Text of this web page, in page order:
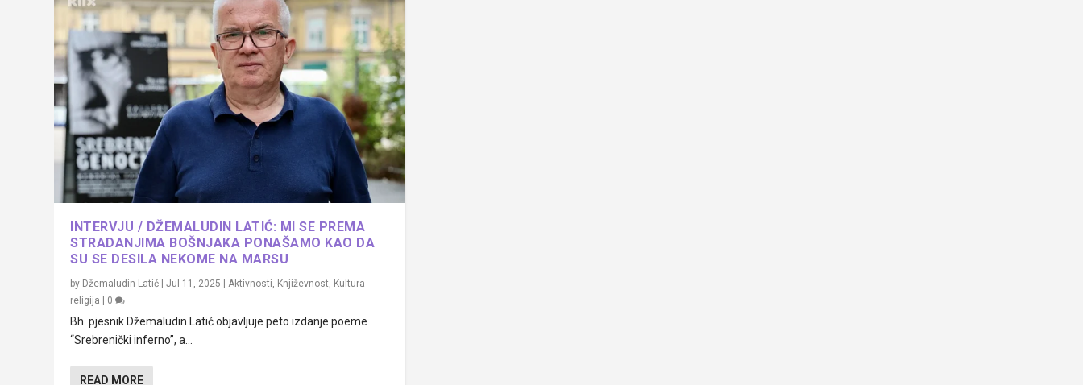
INTERVJU / DŽEMALUDIN LATIĆ: MI SE PREMA
STRADANJIMA BOŠNJAKA PONAŠAMO KAO DA
SU SE DESILA NEKOME NA MARSU
by Džemaludin Latić |Jul 11, 2025 | Aktivnosti Književnost Kultura
religija | 0
Bh. pjesnik Džemaludin Latić objavljuje peto izdanje poeme
“Srebrenički inferno”, a...
READ MORE